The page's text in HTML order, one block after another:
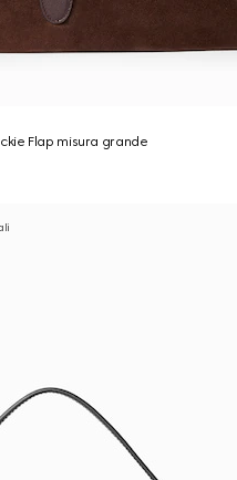
Flap misura grande